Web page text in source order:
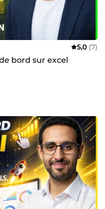
5,0 (7)
bord sur excel